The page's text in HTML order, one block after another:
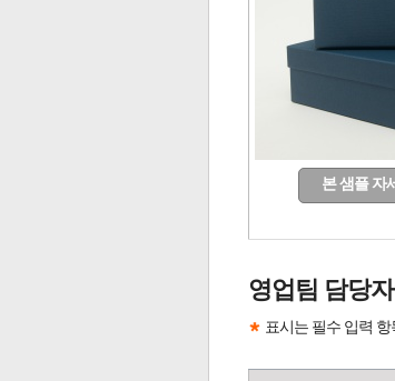
본 샘플 자
영업팀 담당
표시는 필수 입력